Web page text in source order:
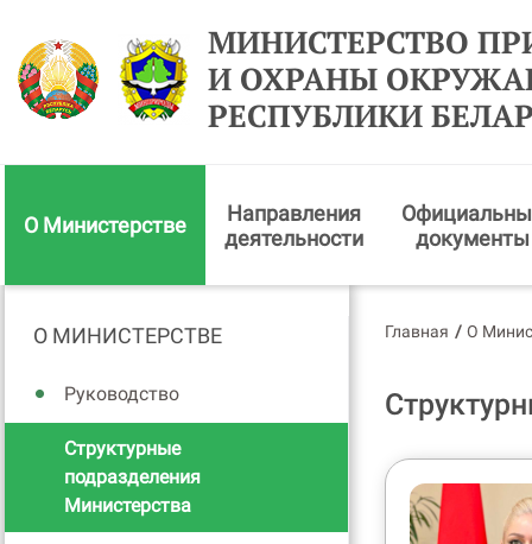
МИНИСТЕРСТВО
И ОХРАНЫ
РЕСПУБЛИКИ
О Министерстве
Направления
деятельности
документы
О МИНИСТЕРСТВЕ
Руководство
Структурные
подразделения
Министерства
Главная / О